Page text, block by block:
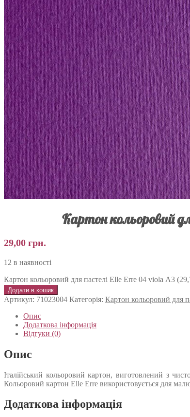
Картон кольоровий
29,00 грн.
12 в наявності
Картон кольоровий для пастелі Elle Erre 04 viola А3
Додати в кошик
Артикул: 71023004 Категорія: Картон кольоровий для
Опис
Додаткова інформація
Відгуки (0)
Опис
Італійський кольоровий картон, виготовлений з
Кольоровий картон Elle Erre використовується для
Додаткова інформація